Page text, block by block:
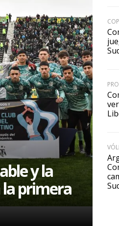
y la
la primera